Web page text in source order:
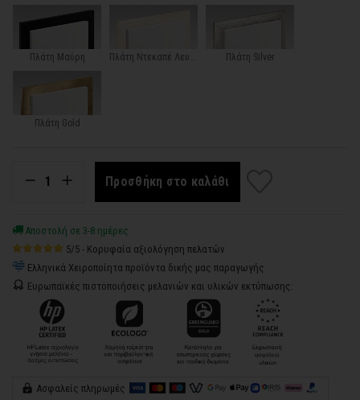
Πλάτη Μαύρη Πλάτη Silver
Πλάτη Gold
Προσθήκη στο καλάθι
Αποστολή σε 3-8 ημέρες
5/5 - Κορυφαία αξιολόγηση πελατών
Ελληνικά Χειροποίητα προϊόντα δικής μας παραγωγής
Ευρωπαϊκές πιστοποιήσεις μελανιών και υλικών εκτύπωσης:
Ασφαλείς πληρωμές